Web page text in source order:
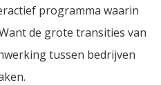
programma waarin
de grote transities van
tussen bedrijven